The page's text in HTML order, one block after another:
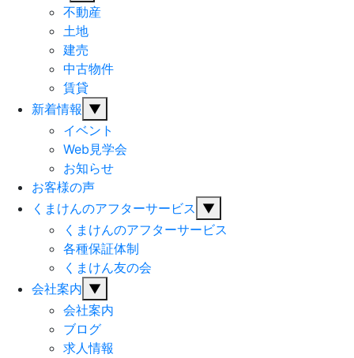
不動産
土地
建売
中古物件
賃貸
新着情報 ▼
イベント
Web見学会
お知らせ
お客様の声
くまけんのアフターサービス ▼
くまけんのアフターサービス
各種保証体制
くまけん友の会
会社案内 ▼
会社案内
ブログ
求人情報